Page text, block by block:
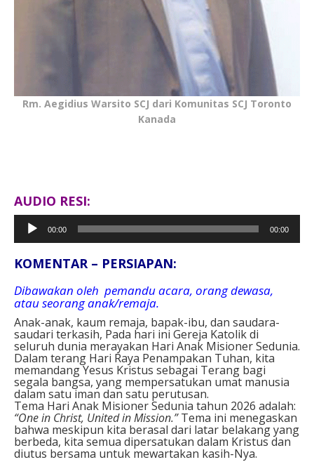
Rm. Aegidius Warsito SCJ dari Komunitas SCJ Toronto
Kanada
AUDIO RESI:
Pemutar
Audio
00:00 00:00
KOMENTAR – PERSIAPAN:
Dibawakan oleh pemandu acara, orang dewasa,
atau seorang anak/remaja.
Anak-anak, kaum remaja, bapak-ibu, dan saudara-
saudari terkasih, Pada hari ini Gereja Katolik di
seluruh dunia merayakan Hari Anak Misioner Sedunia.
Dalam terang Hari Raya Penampakan Tuhan, kita
memandang Yesus Kristus sebagai Terang bagi
segala bangsa, yang mempersatukan umat manusia
dalam satu iman dan satu perutusan.
Tema Hari Anak Misioner Sedunia tahun 2026 adalah:
“One in Christ, United in Mission.”Tema ini menegaskan
bahwa meskipun kita berasal dari latar belakang yang
berbeda, kita semua dipersatukan dalam Kristus dan
diutus bersama untuk mewartakan kasih-Nya.